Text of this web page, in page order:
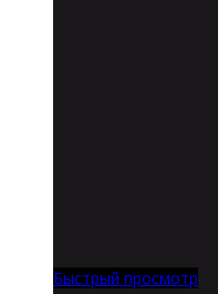
Быстрый просмотр